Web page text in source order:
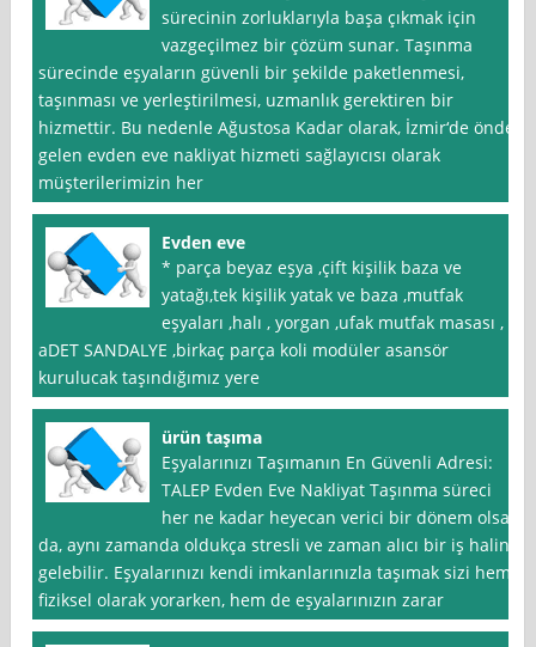
sürecinin zorluklarıyla başa çıkmak için
vazgeçilmez bir çözüm sunar. Taşınma
sürecinde eşyaların güvenli bir şekilde paketlenmesi,
taşınması ve yerleştirilmesi, uzmanlık gerektiren bir
hizmettir. Bu nedenle Ağustosa Kadar olarak, İzmir‘de önde
gelen evden eve nakliyat hizmeti sağlayıcısı olarak
müşterilerimizin her
Evden eve
* parça beyaz eşya ,çift kişilik baza ve
yatağı,tek kişilik yatak ve baza ,mutfak
eşyaları ,halı , yorgan ,ufak mutfak masası , *
aDET SANDALYE ,birkaç parça koli modüler asansör
kurulucak taşındığımız yere
ürün taşıma
Eşyalarınızı Taşımanın En Güvenli Adresi:
TALEP Evden Eve Nakliyat Taşınma süreci
her ne kadar heyecan verici bir dönem olsa
da, aynı zamanda oldukça stresli ve zaman alıcı bir iş haline
gelebilir. Eşyalarınızı kendi imkanlarınızla taşımak sizi hem
fiziksel olarak yorarken, hem de eşyalarınızın zarar